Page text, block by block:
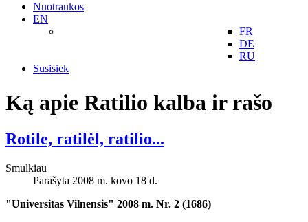
Nuotraukos
EN
FR
DE
RU
Susisiek
Ką apie Ratilio kalba ir rašo
Rotile, ratilėl, ratilio...
Smulkiau
Parašyta 2008 m. kovo 18 d.
"Universitas Vilnensis" 2008 m. Nr. 2 (1686)